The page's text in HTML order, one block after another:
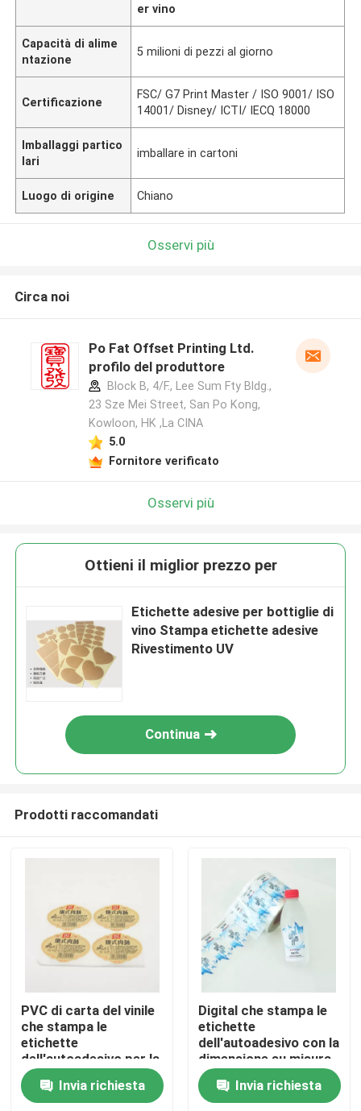
Casa
Prodotti
Circa noi
er vino
Capacità di alime
ntazione
5 milioni di pezzi al giorno
Certificazione
FSC/ G7 Print Master / ISO 9001/ ISO
14001/ Disney/ ICTI/ IECQ 18000
Imballaggi partico
lari
imballare in cartoni
Luogo di origine Chiano
Osservi più
Circa noi
Po Fat Offset Printing Ltd.
profilo del produttore
Block B, 4/F., Lee Sum Fty Bldg.,
23 Sze Mei Street, San Po Kong,
Kowloon, HK ,La CINA
5.0
Fornitore verificato
Osservi più
Ottieni il miglior prezzo per
Etichette adesive per bottiglie di
vino Stampa etichette adesive
Rivestimento UV
Continua
Prodotti raccomandati
PVC di carta del vinile
che stampa le
etichette
dell'autoadesivo per la
promozione/decorazione
Invia richiesta
Digital che stampa le
etichette
dell'autoadesivo con la
dimensione su misura
adesiva smontabile
Invia richiesta